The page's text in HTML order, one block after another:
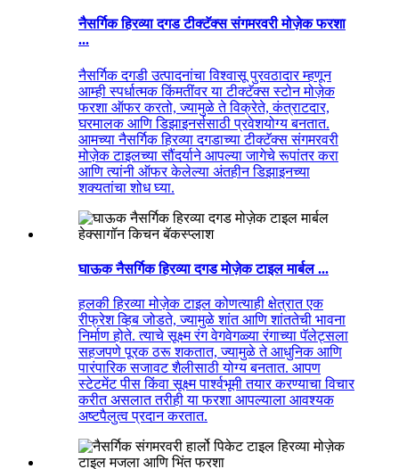
नैसर्गिक हिरव्या दगड टीक्टॅक्स संगमरवरी मोज़ेक फरशा
...
नैसर्गिक दगडी उत्पादनांचा विश्वासू पुरवठादार म्हणून
आम्ही स्पर्धात्मक किंमतींवर या टीक्टॅक्स स्टोन मोज़ेक
फरशा ऑफर करतो, ज्यामुळे ते विक्रेते, कंत्राटदार,
घरमालक आणि डिझाइनर्ससाठी प्रवेशयोग्य बनतात.
आमच्या नैसर्गिक हिरव्या दगडाच्या टीक्टॅक्स संगमरवरी
मोज़ेक टाइलच्या सौंदर्याने आपल्या जागेचे रूपांतर करा
आणि त्यांनी ऑफर केलेल्या अंतहीन डिझाइनच्या
शक्यतांचा शोध घ्या.
घाऊक नैसर्गिक हिरव्या दगड मोज़ेक टाइल मार्बल ...
हलकी हिरव्या मोज़ेक टाइल कोणत्याही क्षेत्रात एक
रीफ्रेश व्हिब जोडते, ज्यामुळे शांत आणि शांततेची भावना
निर्माण होते. त्याचे सूक्ष्म रंग वेगवेगळ्या रंगाच्या पॅलेट्सला
सहजपणे पूरक ठरू शकतात, ज्यामुळे ते आधुनिक आणि
पारंपारिक सजावट शैलीसाठी योग्य बनतात. आपण
स्टेटमेंट पीस किंवा सूक्ष्म पार्श्वभूमी तयार करण्याचा विचार
करीत असलात तरीही या फरशा आपल्याला आवश्यक
अष्टपैलुत्व प्रदान करतात.